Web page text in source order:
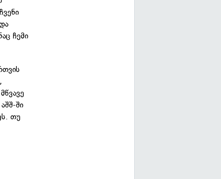
ჩემი
ში
თუ